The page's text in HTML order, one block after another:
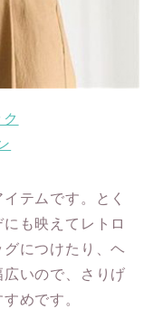
テムです。とく
も映えてレトロ
につけたり、ヘ
いので、さりげ
めです。